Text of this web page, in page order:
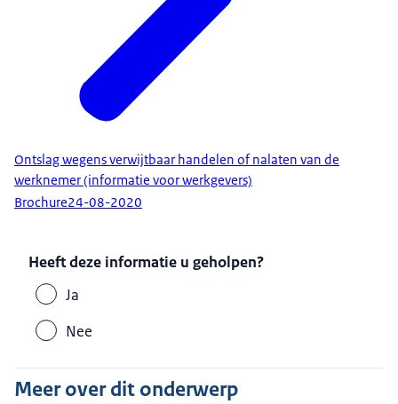
Ontslag wegens verwijtbaar handelen of nalaten van de
werknemer (informatie voor werkgevers)
Brochure24-08-2020
Heeft deze informatie u geholpen?
Ja
Nee
Meer over dit onderwerp